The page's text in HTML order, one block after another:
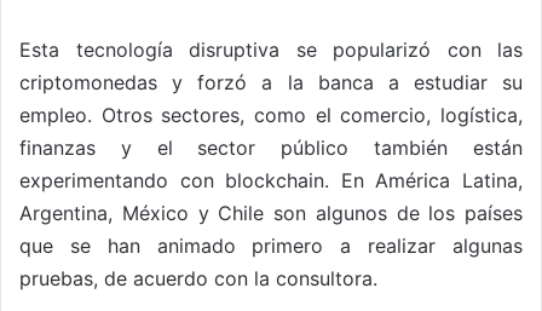
Esta tecnología disruptiva se popularizó con las
criptomonedas y forzó a la banca a estudiar su
empleo. Otros sectores, como el comercio, logística,
finanzas y el sector público también están
experimentando con blockchain. En América Latina,
Argentina, México y Chile son algunos de los países
que se han animado primero a realizar algunas
pruebas, de acuerdo con la consultora.